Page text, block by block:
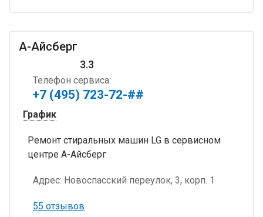
А-Айсберг
3.3
Телефон сервиса:
+7 (495) 723-72-##
График
Ремонт стиральных машин LG в сервисном
центре А-Айсберг
Адрес: Новоспасский переулок, 3, корп. 1
55 отзывов